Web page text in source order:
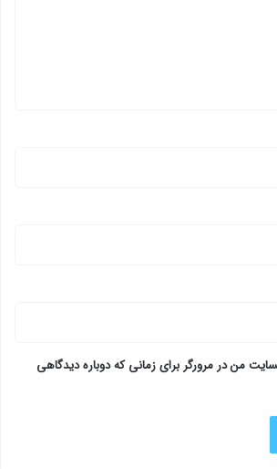
من در مرورگر برای زمانی که دوباره دیدگاهی